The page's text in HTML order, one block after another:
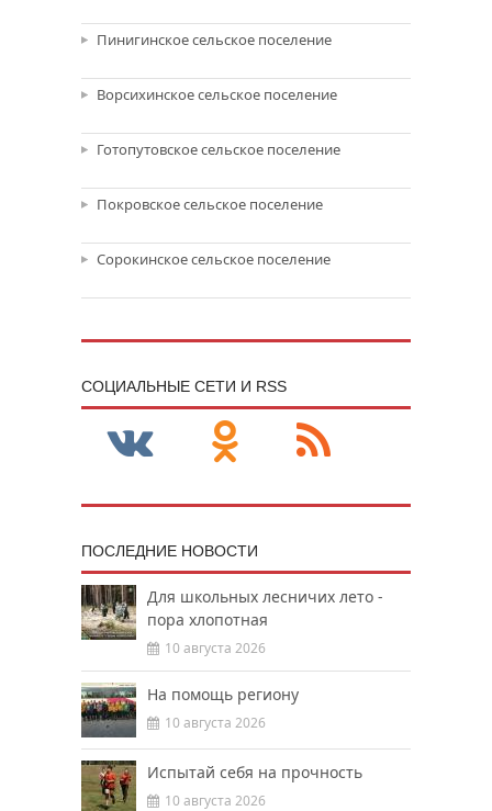
Пинигинское сельское поселение
Ворсихинское сельское поселение
Готопутовское сельское поселение
Покровское сельское поселение
Сорокинское сельское поселение
CОЦИАЛЬНЫЕ СЕТИ И RSS
ПОСЛЕДНИЕ НОВОСТИ
Для школьных лесничих лето -
пора хлопотная
10 августа 2026
На помощь региону
10 августа 2026
Испытай себя на прочность
10 августа 2026